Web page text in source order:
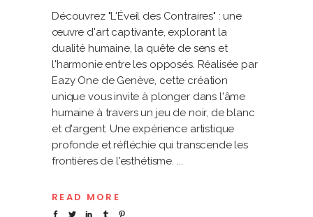
Découvrez "L'Éveil des Contraires" : une
œuvre d'art captivante, explorant la
dualité humaine, la quête de sens et
l'harmonie entre les opposés. Réalisée par
Eazy One de Genève, cette création
unique vous invite à plonger dans l'âme
humaine à travers un jeu de noir, de blanc
et d'argent. Une expérience artistique
profonde et réfléchie qui transcende les
frontières de l'esthétisme.
READ MORE